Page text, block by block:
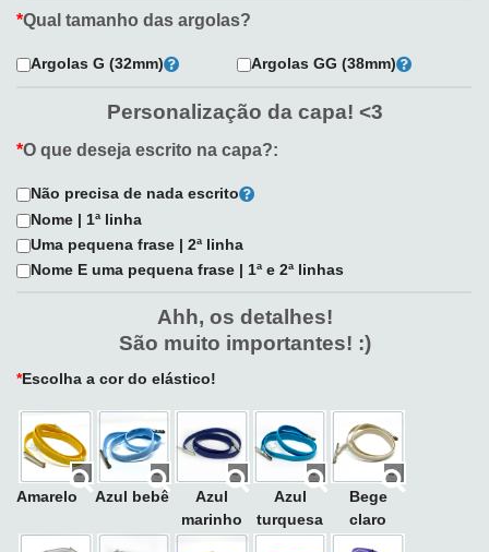
*Qual tamanho das argolas?
Argolas G (32mm) Argolas GG (38mm)
Personalização da capa! <3
*O que deseja escrito na capa?:
Não precisa de nada escrito
Nome | 1ª linha
Uma pequena frase | 2ª linha
Nome E uma pequena frase | 1ª e 2ª linhas
Ahh, os detalhes!
São muito importantes! :)
*Escolha a cor do elástico!
Amarelo Azul bebê
Azul
marinho
Azul
turquesa
Bege
claro